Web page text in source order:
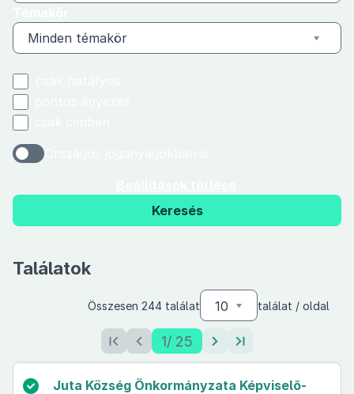
Minden témakör
Keresés
Találatok
Összesen 244 találat 10 találat / oldal
1/ 25
Juta Község Önkormányzata Képviselő-